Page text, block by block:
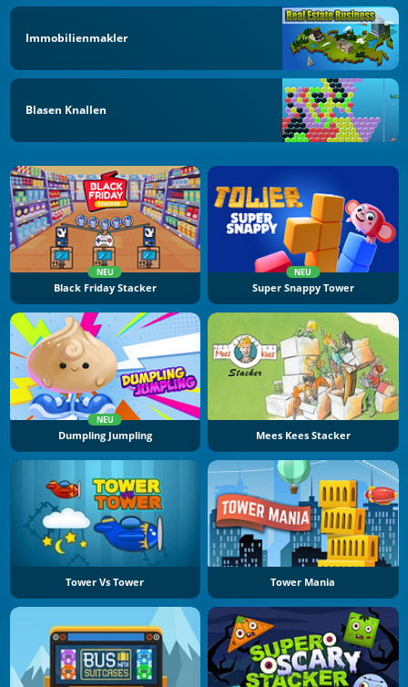
Immobilienmakler
Blasen Knallen
NEU
Black Friday Stacker
NEU
Super Snappy Tower
NEU
Dumpling Jumpling Mees Kees Stacker
Tower Vs Tower Tower Mania